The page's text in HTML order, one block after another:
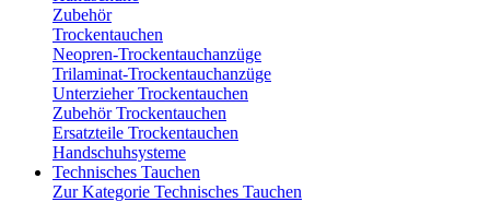
Zubehör
Trockentauchen
Neopren-Trockentauchanzüge
Trilaminat-Trockentauchanzüge
Unterzieher Trockentauchen
Zubehör Trockentauchen
Ersatzteile Trockentauchen
Handschuhsysteme
Technisches Tauchen
Zur Kategorie Technisches Tauchen